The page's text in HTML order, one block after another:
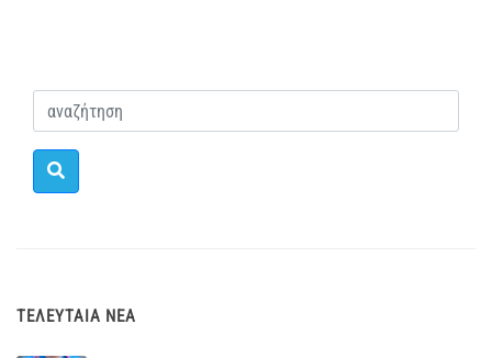
ΤΕΛΕΥΤΑΊΑ ΝΈΑ